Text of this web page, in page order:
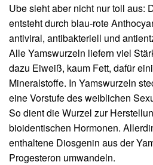
Ube sieht aber nicht nur toll aus:
entsteht durch blau-rote
antiviral, antibakteriell und
Alle Yamswurzeln liefern viel
dazu Eiweiß, kaum Fett, dafür
Mineralstoffe. In Yamswurzeln
eine Vorstufe des weiblichen
So dient die Wurzel zur
bioidentischen Hormonen.
enthaltene Diosgenin aus der
Progesteron umwandeln.